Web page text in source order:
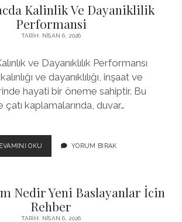
Kalinlik Ve Dayaniklilik
Performansi
TARIH: NISAN 6, 2026
ve Dayanıklılık Performansı
ve dayanıklılığı, inşaat ve
hayati bir öneme sahiptir. Bu
kaplamalarında, duvar…
OKU TRAPEZ
SACDA
DAYANIKLILIK
PERFORMANSI
YORUM BIRAK
Nedir Yeni Baslayanlar İcin
Rehber
TARIH: NISAN 6, 2026